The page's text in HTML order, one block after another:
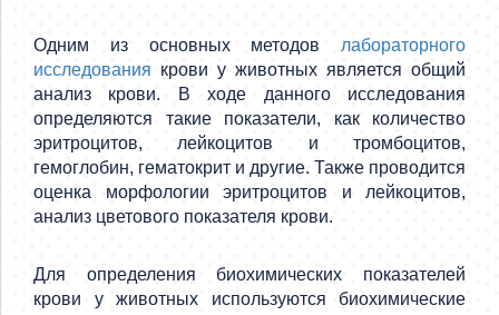
Одним из основных методов лабораторного
исследования крови у животных является общий
анализ крови. В ходе данного исследования
определяются такие показатели, как количество
эритроцитов, лейкоцитов и тромбоцитов,
гемоглобин, гематокрит и другие. Также проводится
оценка морфологии эритроцитов и лейкоцитов,
анализ цветового показателя крови.
Для определения биохимических показателей
крови у животных используются биохимические